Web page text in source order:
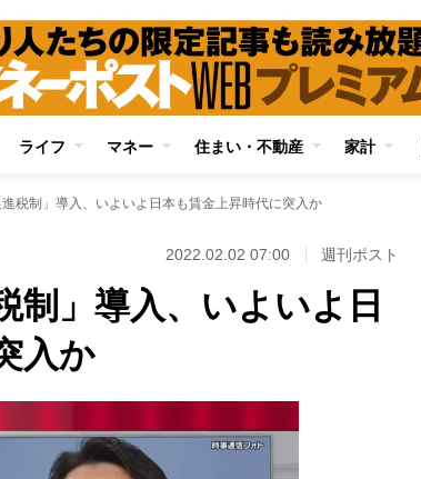
ライフ マネー 住まい・不動産 家計
税制」導入、いよいよ日本も賃金上昇時代に突入か
2022.02.02 07:00 週刊ポスト
制」導入、いよいよ日
入か